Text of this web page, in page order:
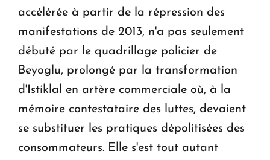
accélérée à partir de la répression des
manifestations de 2013, n'a pas seulement
débuté par le quadrillage policier de
Beyoglu, prolongé par la transformation
d'Istiklal en artère commerciale où, à la
mémoire contestataire des luttes, devaient
se substituer les pratiques dépolitisées des
consommateurs. Elle s'est tout autant